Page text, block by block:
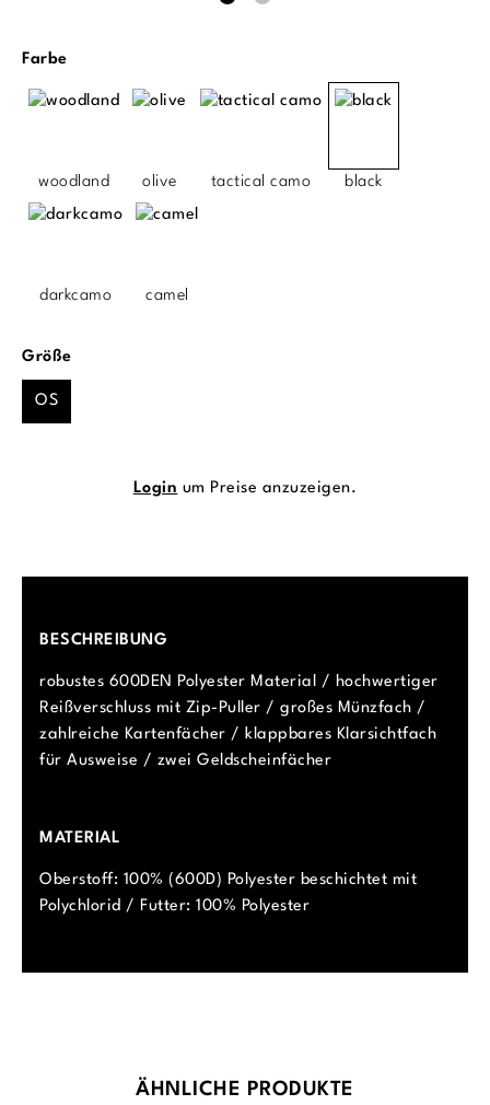
Farbeauswählen
woodland olive tactical camo black
darkcamo camel
Größeauswählen
OS
Login um Preise anzuzeigen.
BESCHREIBUNG
robustes 600DEN Polyester Material / hochwertiger
Reißverschluss mit Zip-Puller / großes Münzfach /
zahlreiche Kartenfächer / klappbares Klarsichtfach
für Ausweise / zwei Geldscheinfächer
MATERIAL
Oberstoff: 100% (600D) Polyester beschichtet mit
Polychlorid / Futter: 100% Polyester
Produktgalerie überspringen
ÄHNLICHE PRODUKTE